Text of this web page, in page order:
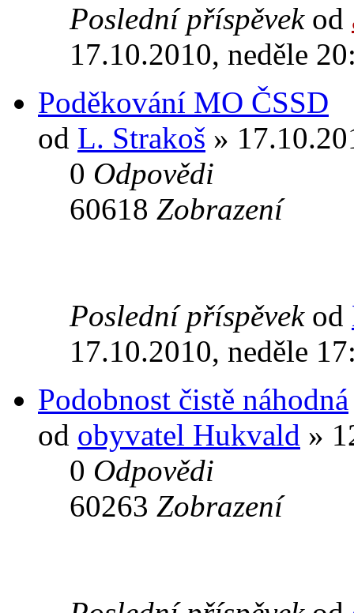
Poslední příspěvek od
17.10.2010, neděle
Poděkování MO ČSSD
od L. Strakoš »
0 Odpovědi
60618 Zobrazení
Poslední příspěvek od
17.10.2010, neděle
Podobnost čistě náhodná
od obyvatel Hukvald »
0 Odpovědi
60263 Zobrazení